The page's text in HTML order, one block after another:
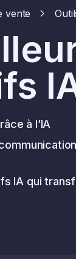
vente
à l’IA
IA qui